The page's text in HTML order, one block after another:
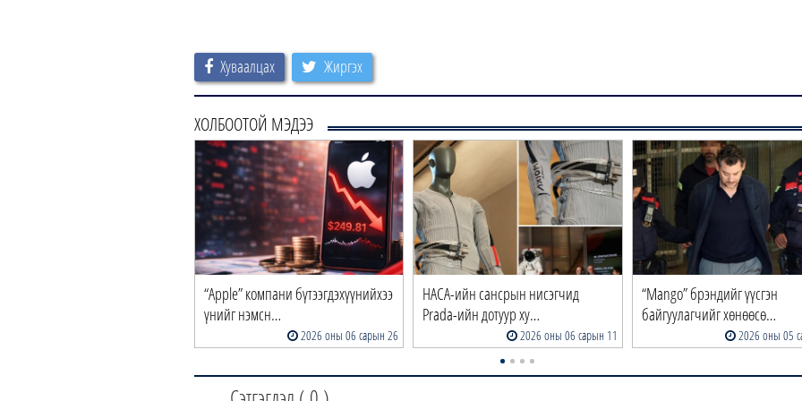
Хуваалцах Жиргэх
ХОЛБООТОЙ МЭДЭЭ
“Apple” компани бүтээгдэхүүнийхээ
үнийг нэмсн…
2026 оны 06 сарын 26
НАСА-ийн сансрын нисэгчид
Prada-ийн дотуур ху…
2026 оны 06 сарын 11
“Mango” брэндийг үүсгэн
байгуулагчийг хөнөөсө…
2026 оны 05